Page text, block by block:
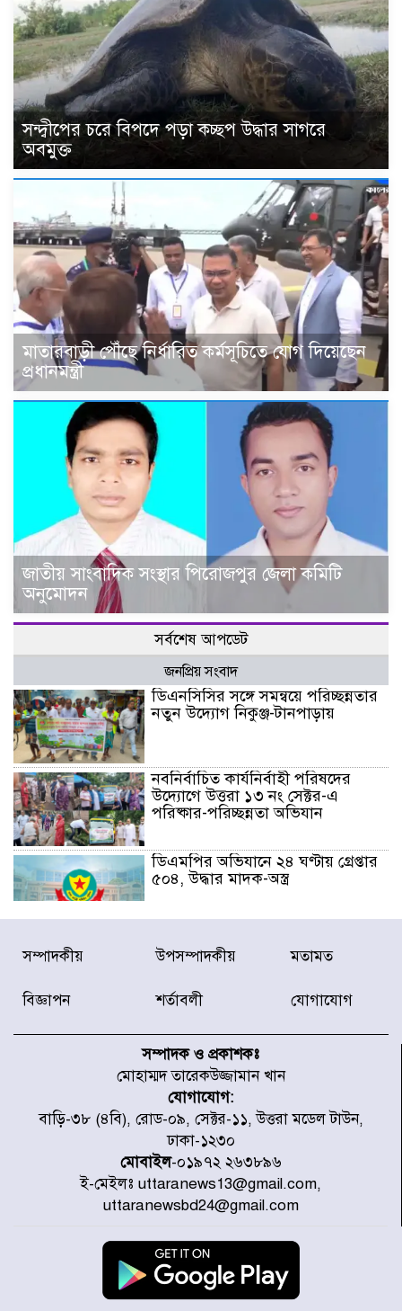
সন্দ্বীপের চরে বিপদে পড়া কচ্ছপ উদ্ধার সাগরে
অবমুক্ত
মাতারবাড়ী পৌঁছে নির্ধারিত কর্মসূচিতে যোগ দিয়েছেন
প্রধানমন্ত্রী
জাতীয় সাংবাদিক সংস্থার পিরোজপুর জেলা কমিটি
অনুমোদন
সর্বশেষ আপডেট
জনপ্রিয় সংবাদ
ডিএনসিসির সঙ্গে সমন্বয়ে পরিচ্ছন্নতার
নতুন উদ্যোগ নিকুঞ্জ-টানপাড়ায়
নবনির্বাচিত কার্যনির্বাহী পরিষদের
উদ্যোগে উত্তরা ১৩ নং সেক্টর-এ
পরিষ্কার-পরিচ্ছন্নতা অভিযান
ডিএমপির অভিযানে ২৪ ঘণ্টায় গ্রেপ্তার
৫০৪, উদ্ধার মাদক-অস্ত্র
সন্দ্বীপের চরে বিপদে পড়া কচ্ছপ উদ্ধার
সাগরে অবমুক্ত
যোগ দিয়েছেন প্রধানমন্ত্রী
জাতীয় সাংবাদিক সংস্থার পিরোজপুর
জেলা কমিটি অনুমোদন
গণঅভ্যুত্থানের তথ্য বিশ্বমিডিয়ায় পৌঁছে
দিতেন আদীব, গুমের চেষ্টা ৩ বার
বাঁশখালীকে বন্যা মুক্ত করার সকল
পদক্ষেপ নেয়া হবে- আসাদুল হাবিব দুলু
সম্পাদকীয় উপসম্পাদকীয় মতামত
বিজ্ঞাপন শর্তাবলী যোগাযোগ
সম্পাদক ও প্রকাশকঃ
মোহাম্মদ তারেকউজ্জামান খান
যোগাযোগ:
বাড়ি-৩৮ (৪বি), রোড-০৯, সেক্টর-১১, উত্তরা মডেল টাউন,
ঢাকা-১২৩০
মোবাইল-০১৯৭২ ২৬৩৮৯৬
ই-মেইলঃ uttaranews13@gmail.com,
uttaranewsbd24@gmail.com